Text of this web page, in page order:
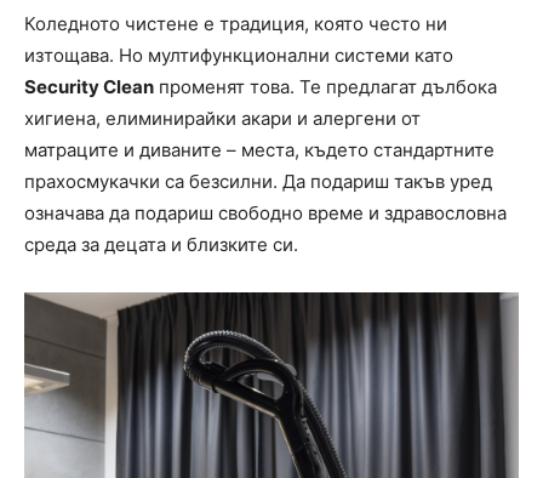
Коледното чистене е традиция, която често ни
изтощава. Но мултифункционални системи като
Security Clean променят това. Те предлагат дълбока
хигиена, елиминирайки акари и алергени от
матраците и диваните – места, където стандартните
прахосмукачки са безсилни. Да подариш такъв уред
означава да подариш свободно време и здравословна
среда за децата и близките си.